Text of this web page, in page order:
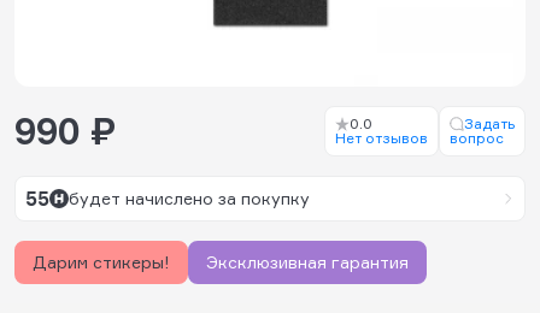
990 ₽
0.0
Нет отзывов
Задать
вопрос
55 будет начислено за покупку
Дарим стикеры! Эксклюзивная гарантия